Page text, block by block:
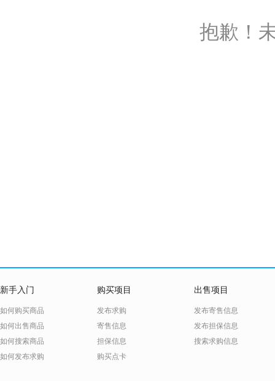
抱歉！
新手入门
如何购买商品
如何出售商品
如何搜索商品
如何发布求购
购买项目
发布求购
寄售信息
担保信息
购买点卡
出售项目
发布寄售信息
发布担保信息
搜索求购信息